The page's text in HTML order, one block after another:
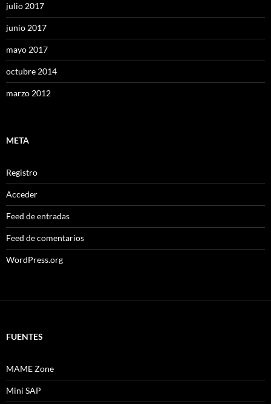
julio 2017
junio 2017
mayo 2017
octubre 2014
marzo 2012
META
Registro
Acceder
Feed de entradas
Feed de comentarios
WordPress.org
FUENTES
MAME Zone
Mini SAP